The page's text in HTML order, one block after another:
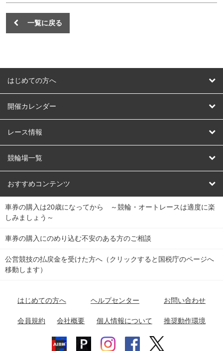
一覧に戻る
はじめての方へ
はじめての方へ
開催カレンダー
競輪
オートレース
競輪くじ
Dokanto!
チャリロトプラザ
レース情報
レース予想
レース結果
キャリーオーバー一覧
競輪場一覧
北日本 函館競輪場
関
東
弥彦競輪場 前橋競輪場 取手競輪場 宇都宮競輪場
関
東
小田原競輪場
名古屋競輪場 岐阜競輪場 大垣競輪場 豊橋競輪場
富山競輪場 松阪競輪場 四日市競輪場
福井競輪場 奈良競輪場 向日町競輪場
おすすめコンテンツ
競輪選手情報
Perfecta Navi
netkeirin
車券の購入は20歳になってから ～競輪・オートレースは適度に楽
しみましょう～
車券の購入にのめり込む不安のある方のご相談
公営競技の払戻金を受けた方へ（クリックすると国税庁のページへ
移動します）
はじめての方へ ヘルプセンター お問い合わせ
会員規約 会社概要 個人情報について 推奨動作環境